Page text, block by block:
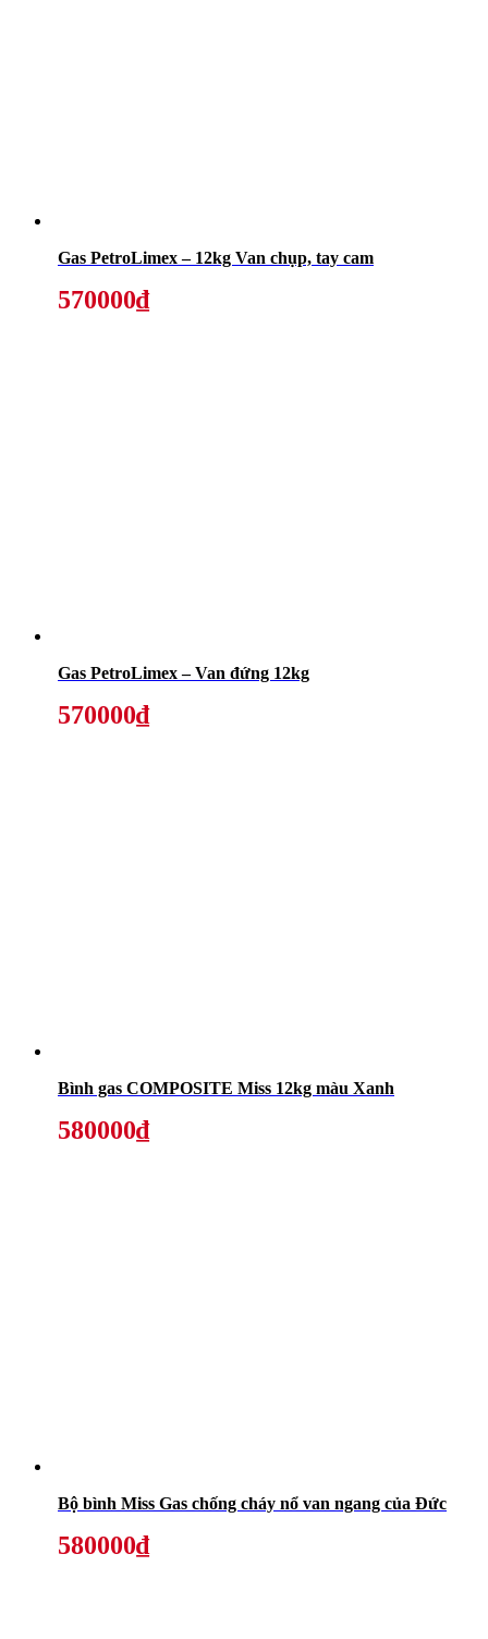
Gas PetroLimex – 12kg Van chụp, tay cam
570000₫
Gas PetroLimex – Van đứng 12kg
570000₫
Bình gas COMPOSITE Miss 12kg màu Xanh
580000₫
Bộ bình Miss Gas chống cháy nổ van ngang của Đức
580000₫